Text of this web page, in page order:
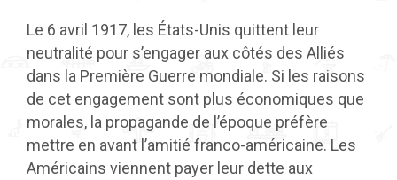
Le 6 avril 1917, les États-Unis quittent leur
neutralité pour s’engager aux côtés des Alliés
dans la Première Guerre mondiale. Si les raisons
de cet engagement sont plus économiques que
morales, la propagande de l’époque préfère
mettre en avant l’amitié franco-américaine. Les
Américains viennent payer leur dette aux